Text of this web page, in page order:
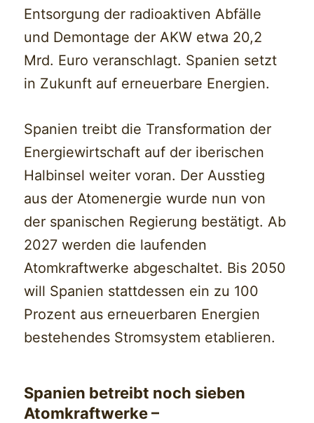
Entsorgung der radioaktiven Abfälle
und Demontage der AKW etwa 20,2
Mrd. Euro veranschlagt. Spanien setzt
in Zukunft auf erneuerbare Energien.
Spanien treibt die Transformation der
Energiewirtschaft auf der iberischen
Halbinsel weiter voran. Der Ausstieg
aus der Atomenergie wurde nun von
der spanischen Regierung bestätigt. Ab
2027 werden die laufenden
Atomkraftwerke abgeschaltet. Bis 2050
will Spanien stattdessen ein zu 100
Prozent aus erneuerbaren Energien
bestehendes Stromsystem etablieren.
Spanien betreibt noch sieben
Atomkraftwerke –